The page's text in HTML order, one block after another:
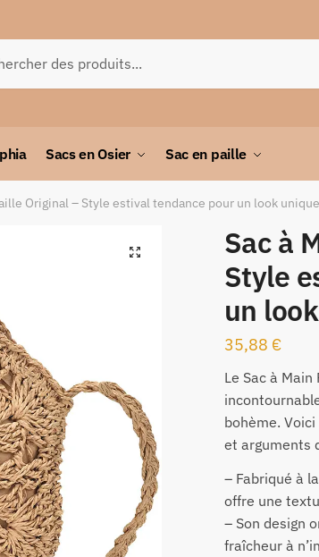
Sacs en Osier Sac en paille
Original – Style estival tendance pour un look unique
🔍
Sac à
Style
un
35,88 €
Le Sac à
bohème.
et arguments
– Fabriqué à
offre une
– Son design
fraîcheur à